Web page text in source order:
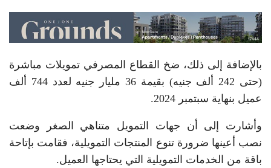
بالإضافة إلى ذلك، ضخ القطاع المصرفي تمويلات مباشرة
(حتى 242 ألف جنيه) بقيمة 36 مليار جنيه لعدد 744 ألف
عميل بنهاية سبتمبر 2024.
وأشارت إلى أن جهات التمويل متناهي الصغر وضعت
نصب أعينها ضرورة تنوع المنتجات التمويلية، فقامت بإتاحة
باقة من الخدمات التمويلية التي يحتاجها العميل.